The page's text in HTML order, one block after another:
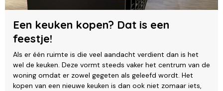
Een keuken kopen? Dat is een
feestje!
Als er één ruimte is die veel aandacht verdient dan is het
wel de keuken. Deze vormt steeds vaker het centrum van de
woning omdat er zowel gegeten als geleefd wordt. Het
kopen van een nieuwe keuken is dan ook niet zomaar iets,